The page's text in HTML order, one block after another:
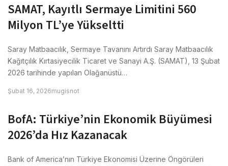
SAMAT, Kayıtlı Sermaye Limitini 560
Milyon TL’ye Yükseltti
Saray Matbaacılık, Sermaye Tavanını Artırdı Saray Matbaacılık
Kağıtçılık Kırtasiyecilik Ticaret ve Sanayi A.Ş. (SAMAT), 13 Şubat
2026 tarihinde yapılan Olağanüstü…
Şubat 16, 2026mugisnot
BofA: Türkiye’nin Ekonomik Büyümesi
2026’da Hız Kazanacak
Bank of America’nın Türkiye Ekonomisi Üzerine Öngörüleri